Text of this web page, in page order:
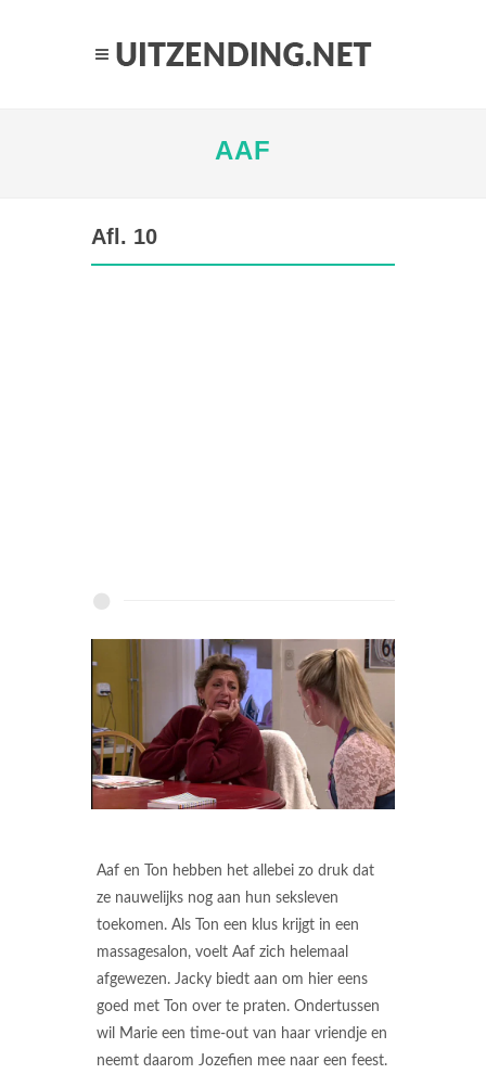
AAF
Afl. 10
Aaf en Ton hebben het allebei zo druk dat
ze nauwelijks nog aan hun seksleven
toekomen. Als Ton een klus krijgt in een
massagesalon, voelt Aaf zich helemaal
afgewezen. Jacky biedt aan om hier eens
goed met Ton over te praten. Ondertussen
wil Marie een time-out van haar vriendje en
neemt daarom Jozefien mee naar een feest.